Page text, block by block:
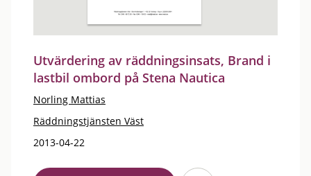
Utvärdering av räddningsinsats, Brand i
lastbil ombord på Stena Nautica
Norling Mattias
Räddningstjänsten Väst
2013-04-22